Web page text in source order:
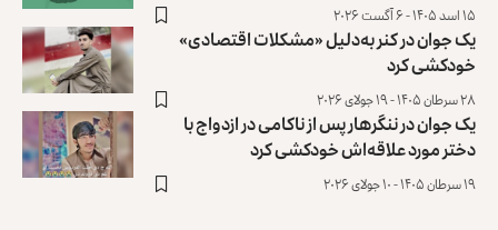
۱۵ اسد ۱۴۰۵ - ۶ آگست ۲۰۲۶
یک جوان در کنر به‌دلیل «مشکلات اقتصادی»
خودکشی کرد
۲۸ سرطان ۱۴۰۵ - ۱۹ جولای ۲۰۲۶
یک جوان در ننگرهار پس از ناکامی در ازدواج با
دختر مورد علاقه‌اش خودکشی کرد
۱۹ سرطان ۱۴۰۵ - ۱۰ جولای ۲۰۲۶